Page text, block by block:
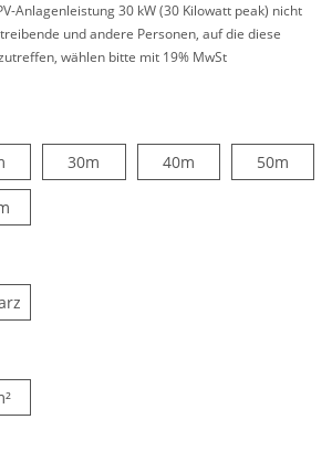
Anlagenleistung 30 kW (30 Kilowatt peak) nicht
und andere Personen, auf die diese
wählen bitte mit 19% MwSt
30m 40m 50m